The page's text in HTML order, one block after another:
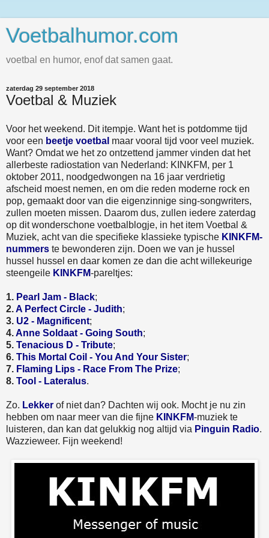
Voetbalhumor.com
voetbal en humor, enof dat samen gaat.
zaterdag 29 september 2018
Voetbal & Muziek
Voor het weekend. Dit itempje. Want het is potdomme tijd
voor een beetje voetbal maar vooral tijd voor veel muziek.
Want? Omdat we het zo ontzettend jammer vinden dat het
allerbeste radiostation van Nederland: KINKFM, per 1
oktober 2011, noodgedwongen na 16 jaar verdrietig
afscheid moest nemen, en om die reden moderne rock en
pop, gemaakt door van die eigenzinnige sing-songwriters,
zullen moeten missen. Daarom dus, zullen iedere zaterdag
op dit wonderschone voetbalblogje, in het item Voetbal &
Muziek, acht van die specifieke klassieke typische KINKFM-
nummers te bewonderen zijn. Doen we van je hussel
hussel hussel en daar komen ze dan die acht willekeurige
steengeile KINKFM-pareltjes:
1. Pearl Jam - Black;
2.A Perfect Circle - Judith;
3. U2 - Magnificent;
4.Anne Soldaat - Going South;
5. Tenacious D - Tribute;
6. This Mortal Coil - You And Your Sister;
7. Flaming Lips - Race From The Prize;
8. Tool - Lateralus.
Zo. Lekker of niet dan? Dachten wij ook. Mocht je nu zin
hebben om naar meer van die fijne KINKFM-muziek te
luisteren, dan kan dat gelukkig nog altijd via Pinguin Radio.
Wazzieweer. Fijn weekend!